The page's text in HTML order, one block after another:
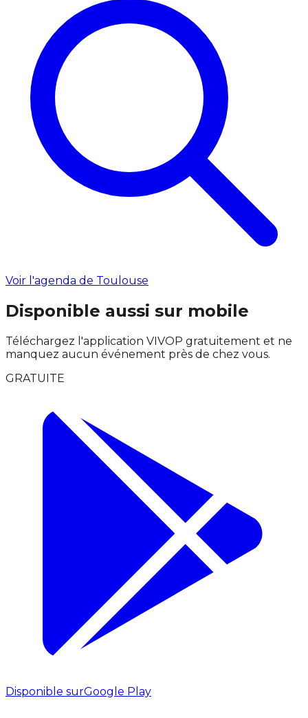
Voir l'agenda de Toulouse
Disponible aussi sur mobile
Téléchargez l'application VIVOP gratuitement et ne
manquez aucun événement près de chez vous.
GRATUITE
Disponible surGoogle Play